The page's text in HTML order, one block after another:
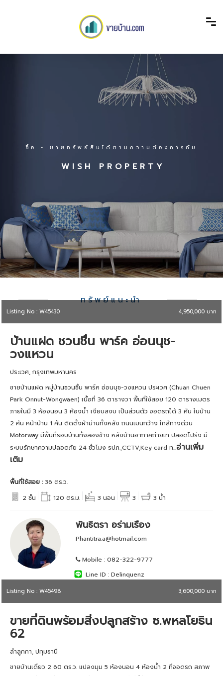
ซื้อ - ขายทรัพย์สินได้ตามความต้องการกับ
W I S H P R O P E R T Y
ทรัพย์แนะนำ
Listing No : W45430 4,950,000 บาท
บ้านแฝด ชวนชื่น พาร์ค อ่อนนุช-
วงแหวน
ประเวศ, กรุงเทพมหานคร
ขายบ้านแฝด หมู่บ้านชวนชื่น พาร์ค อ่อนนุช-วงแหวน ประเวศ (Chuan Chuen
Park Onnut-Wongwaen) เนื้อที่ 36 ตารางวา พื้นที่ใช้สอย 120 ตารางเมตร
ภายในมี 3 ห้องนอน 3 ห้องน้ำ เงียบสงบ เป็นส่วนตัว จอดรถได้ 3 คัน ในบ้าน
2 คัน หน้าบ้าน 1 คัน ติดตั้งผ้าม่านทั้งหลัง ถนนเมนกว้าง ใกล้ทางด่วน
Motorway มีพื้นที่รอบบ้านทั้งสองข้าง หลังบ้านอากาศถ่ายเท ปลอดโปร่ง มี
ระบบรักษาความปลอดภัย 24 ชั่วโมง รปภ.,CCTV,Key card ท...อ่านเพิ่ม
เติม
พื้นที่ใช้สอย :36 ตร.ว.
2 ชั้น
120 ตร.ม. 3 นอน 3 3 น้ำ
พันธิตรา อร่ามเรือง
Phantitra.a@hotmail.com
Mobile : 082-322-9777
Line ID : Delinquenz
Listing No : W45498 3,600,000 บาท
ขายที่ดินพร้อมสิ่งปลูกสร้าง ซ.พหลโยธิน
62
ลำลูกกา, ปทุมธานี
ขายบ้านเดี่ยว 2 60 ตร.ว. แปลงมุม 5 ห้องนอน 4 ห้องน้ำ 2 ที่จอดรถ สภาพ